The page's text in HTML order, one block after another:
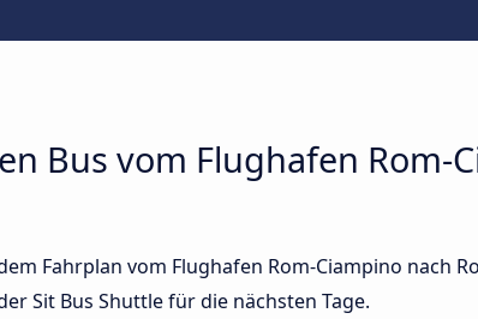
Bus vom Flughafen Rom-
Fahrplan vom Flughafen Rom-Ciampino nach
Sit Bus Shuttle für die nächsten Tage.